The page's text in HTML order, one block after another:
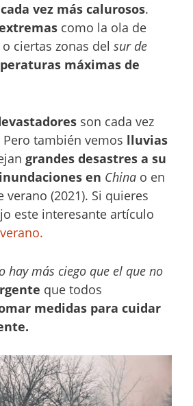
vez más calurosos.
como la ola de
o ciertas zonas delsur de
máximas de
son cada vez
también vemos lluvias
grandes desastres a su
inundaciones en China o en
verano (2021). Si quieres
este interesante artículo
hay más ciego que el que no
que todos
medidas para cuidar